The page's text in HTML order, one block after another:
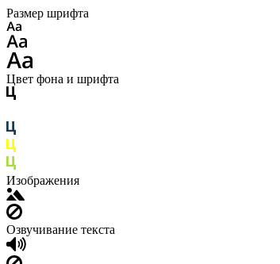
Размер шрифта
Цвет фона и шрифта
Изображения
Озвучивание текста